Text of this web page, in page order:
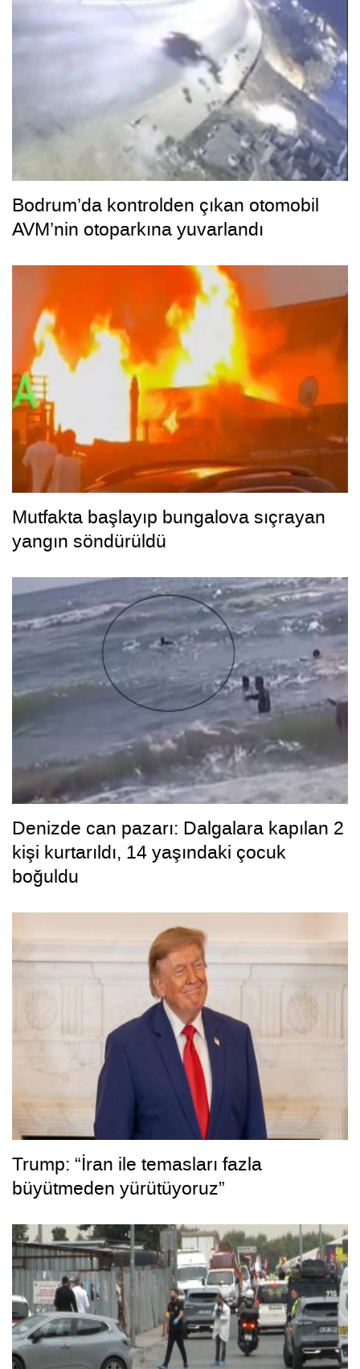
Bodrum’da kontrolden çıkan otomobil
AVM’nin otoparkına yuvarlandı
Mutfakta başlayıp bungalova sıçrayan
yangın söndürüldü
Denizde can pazarı: Dalgalara kapılan 2
kişi kurtarıldı, 14 yaşındaki çocuk
boğuldu
Trump: “İran ile temasları fazla
büyütmeden yürütüyoruz”